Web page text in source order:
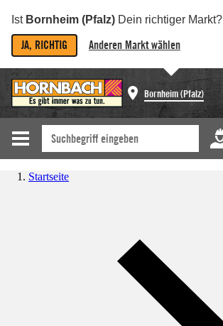
Ist Bornheim (Pfalz) Dein richtiger Markt?
JA, RICHTIG Anderen Markt wählen
Bornheim (Pfalz)
Startseite